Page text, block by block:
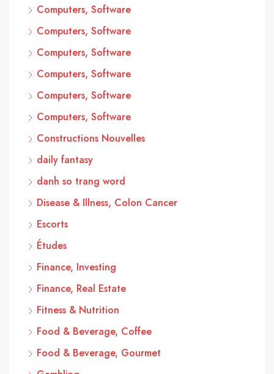
Computers, Software
Computers, Software
Computers, Software
Computers, Software
Computers, Software
Computers, Software
Constructions Nouvelles
daily fantasy
danh so trang word
Disease & Illness, Colon Cancer
Escorts
Études
Finance, Investing
Finance, Real Estate
Fitness & Nutrition
Food & Beverage, Coffee
Food & Beverage, Gourmet